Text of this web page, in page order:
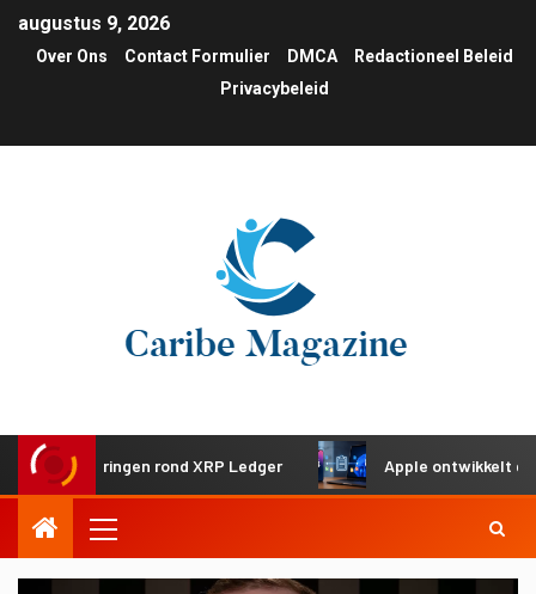
augustus 9, 2026
Over Ons Contact Formulier DMCA
Redactioneel Beleid
Privacybeleid
rond XRP Ledger Apple ontwikkelt gedeeld